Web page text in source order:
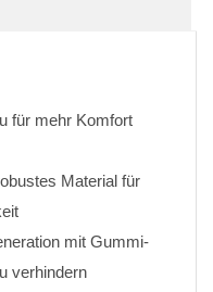
für mehr Komfort
Material für
mit Gummi-
verhindern